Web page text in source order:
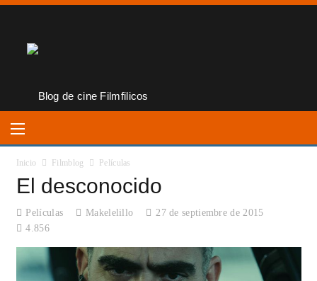
Inicio Filmblog Películas
El desconocido
Películas Makelelillo
27 de septiembre de 2015
4.856